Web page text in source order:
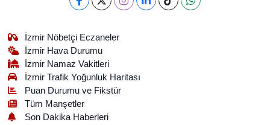
İzmir Nöbetçi Eczaneler
İzmir Hava Durumu
İzmir Namaz Vakitleri
İzmir Trafik Yoğunluk Haritası
Puan Durumu ve Fikstür
Tüm Manşetler
Son Dakika Haberleri